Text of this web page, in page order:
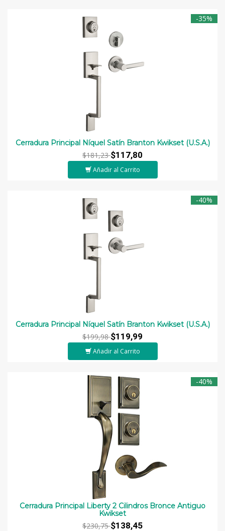
-35%
Cerradura Principal Níquel Satín Branton Kwikset (U.S.A.)
$181,23$117,80
Añadir al Carrito
-40%
Cerradura Principal Níquel Satín Branton Kwikset (U.S.A.)
$199,98$119,99
Añadir al Carrito
-40%
Cerradura Principal Liberty 2 Cilindros Bronce Antiguo
Kwikset
$230,75$138,45